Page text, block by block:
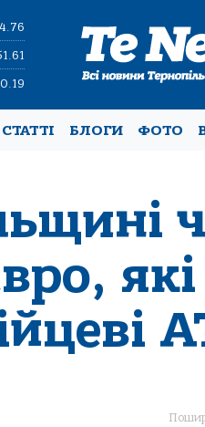
СТАТТІ БЛОГИ ФОТО
які